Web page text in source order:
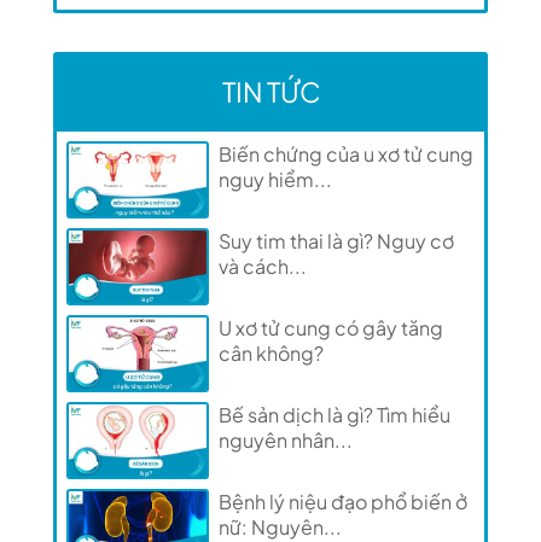
TIN TỨC
Biến chứng của u xơ tử cung
nguy hiểm...
Suy tim thai là gì? Nguy cơ
và cách...
U xơ tử cung có gây tăng
cân không?
Bế sản dịch là gì? Tìm hiểu
nguyên nhân...
Bệnh lý niệu đạo phổ biến ở
nữ: Nguyên...